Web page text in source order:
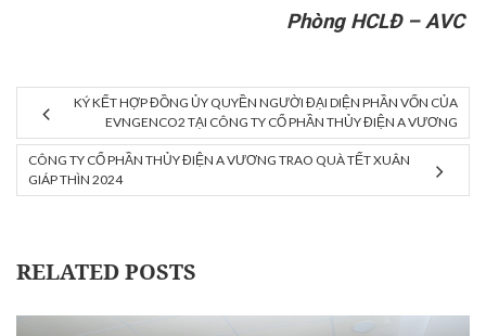
Phòng HCLĐ – AVC
KÝ KẾT HỢP ĐỒNG ỦY QUYỀN NGƯỜI ĐẠI DIỆN PHẦN VỐN CỦA
EVNGENCO2 TẠI CÔNG TY CỔ PHẦN THỦY ĐIỆN A VƯƠNG
CÔNG TY CỔ PHẦN THỦY ĐIỆN A VƯƠNG TRAO QUÀ TẾT XUÂN
GIÁP THÌN 2024
RELATED POSTS